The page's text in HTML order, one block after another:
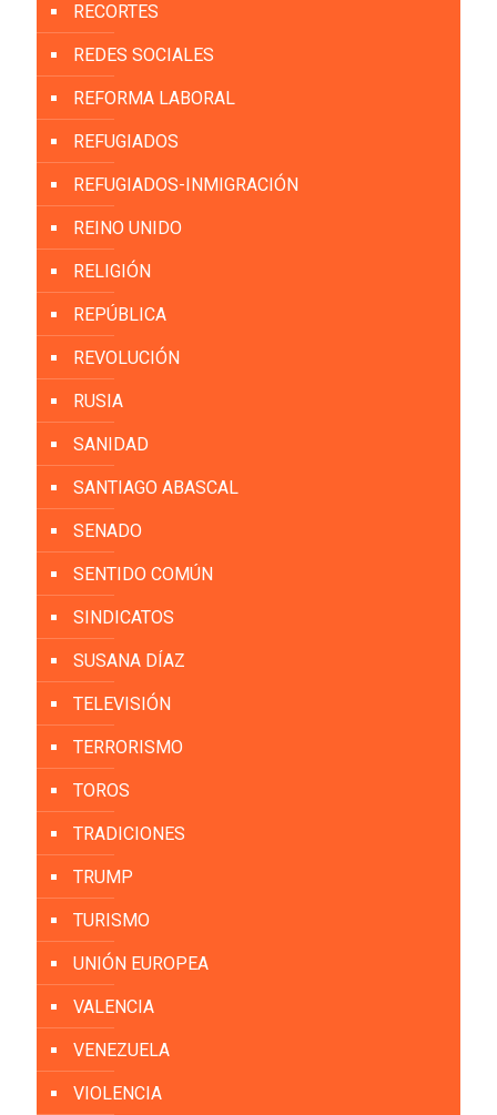
RECORTES
REDES SOCIALES
REFORMA LABORAL
REFUGIADOS
REFUGIADOS-INMIGRACIÓN
REINO UNIDO
RELIGIÓN
REPÚBLICA
REVOLUCIÓN
RUSIA
SANIDAD
SANTIAGO ABASCAL
SENADO
SENTIDO COMÚN
SINDICATOS
SUSANA DÍAZ
TELEVISIÓN
TERRORISMO
TOROS
TRADICIONES
TRUMP
TURISMO
UNIÓN EUROPEA
VALENCIA
VENEZUELA
VIOLENCIA